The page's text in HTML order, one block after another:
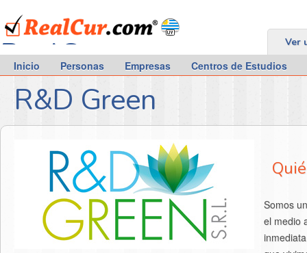
RealCur.com Ver
Inicio Personas Empresas Centros de Estudios
R&D Green
Somos
el medio